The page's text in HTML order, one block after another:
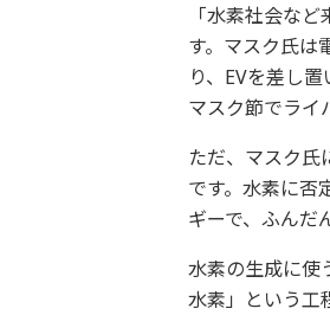
「水素社会な
す。マスク氏は
り、EVを差し
マスク節でライ
ただ、マスク氏
です。水素に否
ギーで、ふんだ
水素の生成に使
水素」という工